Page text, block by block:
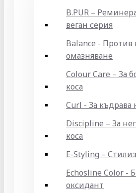
B.PUR –
веган серия
Balance - Против
омазняване
Colour Care – За
коса
Curl - За къдрава
Discipline – За
коса
E-Styling –
Echosline Color -
оксидант